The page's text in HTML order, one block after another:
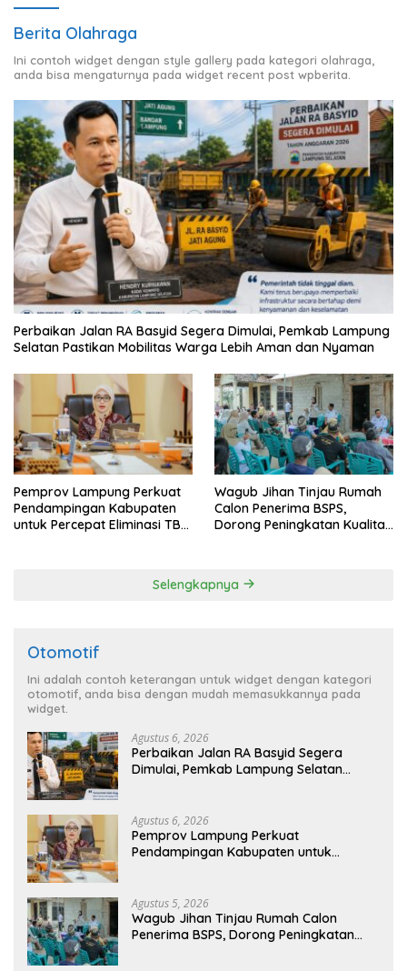
Berita Olahraga
Ini contoh widget dengan style gallery pada kategori olahraga,
anda bisa mengaturnya pada widget recent post wpberita.
Perbaikan Jalan RA Basyid Segera Dimulai, Pemkab Lampung
Selatan Pastikan Mobilitas Warga Lebih Aman dan Nyaman
Pemprov Lampung Perkuat
Pendampingan Kabupaten
untuk Percepat Eliminasi TBC
Wagub Jihan Tinjau Rumah
Calon Penerima BSPS,
Dorong Peningkatan Kualitas
Selengkapnya
Otomotif
Ini adalah contoh keterangan untuk widget dengan kategori
otomotif, anda bisa dengan mudah memasukkannya pada
widget.
Agustus 6, 2026
Perbaikan Jalan RA Basyid Segera
Dimulai, Pemkab Lampung Selatan
Agustus 6, 2026
Pemprov Lampung Perkuat
Pendampingan Kabupaten untuk
Agustus 5, 2026
Wagub Jihan Tinjau Rumah Calon
Penerima BSPS, Dorong Peningkatan